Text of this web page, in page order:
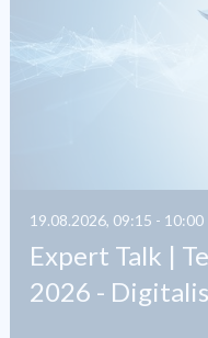
19.08.2026, 09:15 - 10:00
Expert Talk |
2026 -